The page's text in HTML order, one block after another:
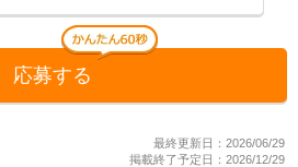
応募する
最終更新日：2026/06/29
掲載終了予定日：2026/12/29